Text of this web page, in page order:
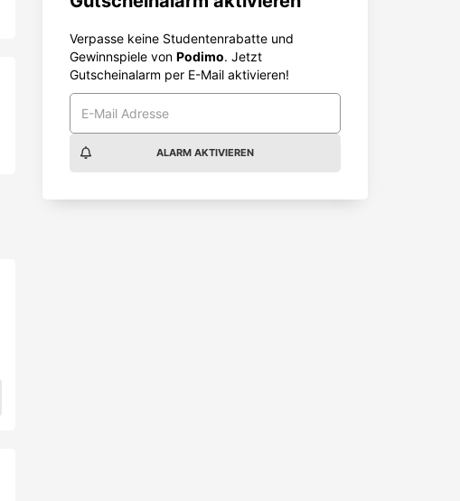
Verpasse keine Studentenrabatte und
Gewinnspiele von Podimo. Jetzt
Gutscheinalarm per E-Mail aktivieren!
ALARM AKTIVIEREN